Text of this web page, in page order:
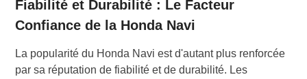
Fiabilité et Durabilité : Le Facteur
Confiance de la Honda Navi
La popularité du Honda Navi est d'autant plus renforcée
par sa réputation de fiabilité et de durabilité. Les